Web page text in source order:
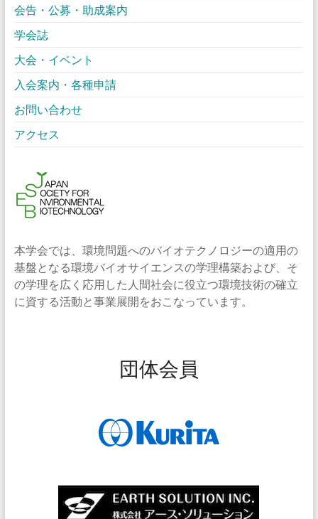
会告・公募・助成案内
学会誌
大会・イベント
入会案内・各種申請
お問い合わせ
アクセス
本学会では、環境問題へのバイオテクノロジーの適用の
基盤となる環境バイオサイエンスの学理構築および、そ
の学理を広く応用した人間社会に役立つ環境技術の確立
に資する活動と事業展開をおこなっています。
団体会員